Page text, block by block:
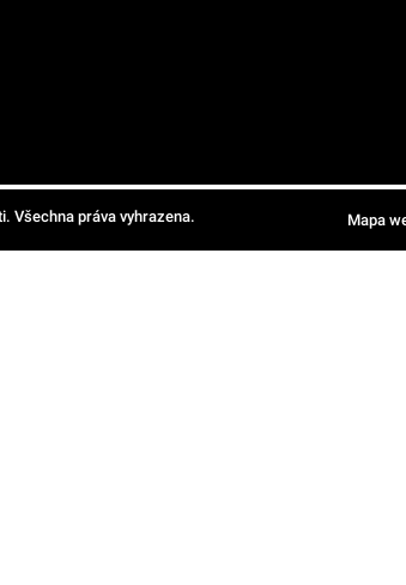
Všechna práva vyhrazena. Mapa